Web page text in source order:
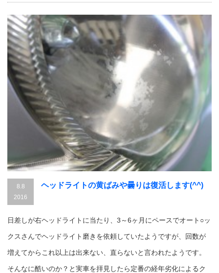
8.8
2016
ヘッドライトの黄ばみや曇りは復活します(^^)
日差しが右ヘッドライトに当たり、3～6ヶ月にペースでオート○ッ
クスさんでヘッドライト磨きを依頼していたようですが、回数が
増えてからこれ以上は出来ない、直らないと言われたようです。
そんなに酷いのか？と実車を拝見したら定番の経年劣化によるク